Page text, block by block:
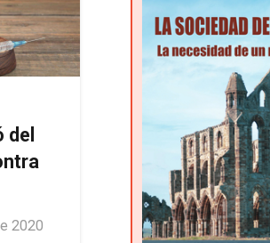
2020